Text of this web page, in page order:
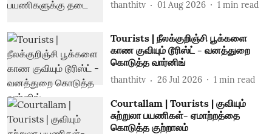
thanthitv 01 Aug 2026 1 min read
Tourists | நீலக்குறிஞ்சி பூக்களை
காண குவியும் டூரிஸ்ட் - வனத்துறை
கொடுத்த வார்னிங்
thanthitv 26 Jul 2026 1 min read
Courtallam | Tourists | குவியும்
சுற்றுலா பயணிகள்- ஏமாற்றத்தை
கொடுத்த குற்றாலம்